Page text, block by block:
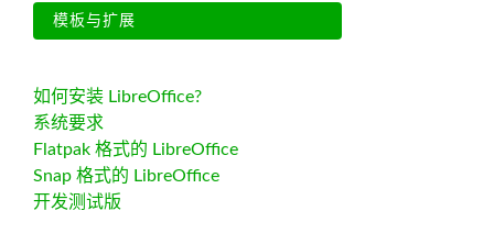
模板与扩展
如何安装 LibreOffice?
系统要求
Flatpak 格式的 LibreOffice
Snap 格式的 LibreOffice
开发测试版